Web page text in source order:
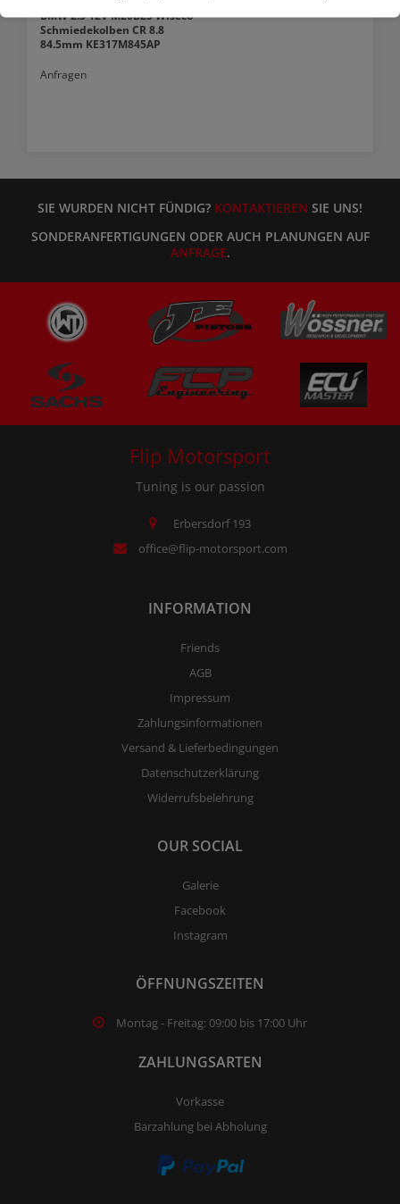
BMW 2.5 12V M20B25 Wiseco
Schmiedekolben CR 8.8
84.5mm KE317M845AP
Anfragen
SIE WURDEN NICHT FÜNDIG? KONTAKTIEREN SIE UNS!
SONDERANFERTIGUNGEN ODER AUCH PLANUNGEN AUF
ANFRAGE.
Flip Motorsport
Tuning is our passion
Erbersdorf 193
office@flip-motorsport.com
INFORMATION
Friends
AGB
Impressum
Zahlungsinformationen
Versand & Lieferbedingungen
Datenschutzerklärung
Widerrufsbelehrung
OUR SOCIAL
Galerie
Facebook
Instagram
ÖFFNUNGSZEITEN
Montag - Freitag: 09:00 bis 17:00 Uhr
ZAHLUNGSARTEN
Vorkasse
Barzahlung bei Abholung